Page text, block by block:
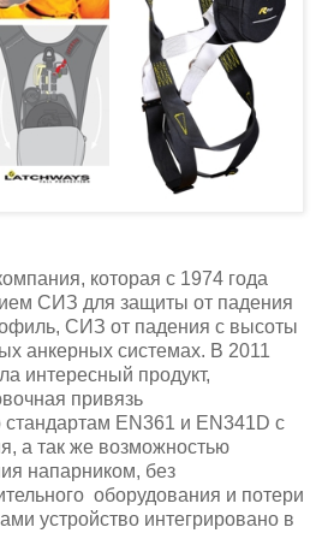
которая с 1974 года
СИЗ для защиты от падения
СИЗ от падения с высоты
анкерных системах. В 2011
интересный продукт,
привязь
EN361 и EN341D с
а так же возможностью
напарником, без
оборудования и потери
устройство интегрировано в